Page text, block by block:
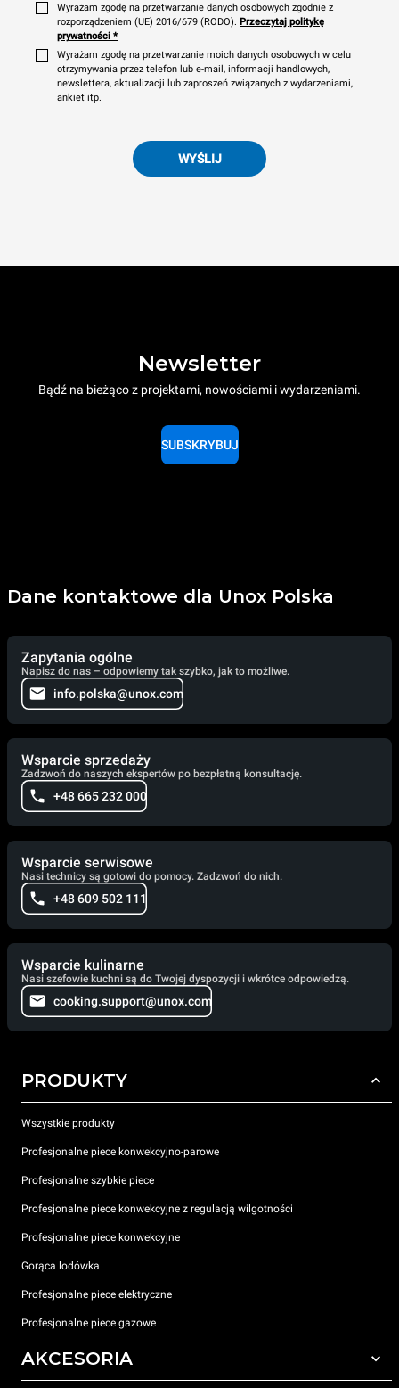
Wyrażam zgodę na przetwarzanie danych osobowych zgodnie z
rozporządzeniem (UE) 2016/679 (RODO). Przeczytaj politykę
prywatności *
Wyrażam zgodę na przetwarzanie moich danych osobowych w celu
otrzymywania przez telefon lub e-mail, informacji handlowych,
newslettera, aktualizacji lub zaproszeń związanych z wydarzeniami,
ankiet itp.
WYŚLIJ
Newsletter
Bądź na bieżąco z projektami, nowościami i wydarzeniami.
SUBSKRYBUJ
Dane kontaktowe dla Unox Polska
Zapytania ogólne
Napisz do nas – odpowiemy tak szybko, jak to możliwe.
info.polska@unox.com
Wsparcie sprzedaży
Zadzwoń do naszych ekspertów po bezpłatną konsultację.
+48 665 232 000
Wsparcie serwisowe
Nasi technicy są gotowi do pomocy. Zadzwoń do nich.
+48 609 502 111
Wsparcie kulinarne
Nasi szefowie kuchni są do Twojej dyspozycji i wkrótce odpowiedzą.
cooking.support@unox.com
PRODUKTY
Wszystkie produkty
Profesjonalne piece konwekcyjno-parowe
Profesjonalne szybkie piece
Profesjonalne piece konwekcyjne z regulacją wilgotności
Profesjonalne piece konwekcyjne
Gorąca lodówka
Profesjonalne piece elektryczne
Profesjonalne piece gazowe
AKCESORIA